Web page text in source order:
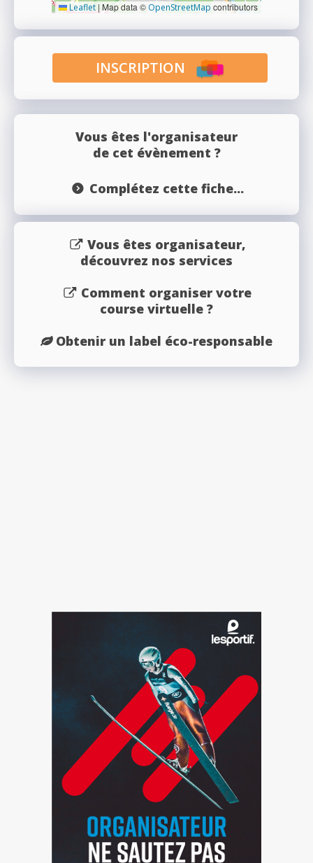
Leaflet | Map data © OpenStreetMap contributors
INSCRIPTION
Vous êtes l'organisateur
de cet évènement ?
Complétez cette fiche...
Vous êtes organisateur,
découvrez nos services
Comment organiser votre
course virtuelle ?
Obtenir un label éco-responsable